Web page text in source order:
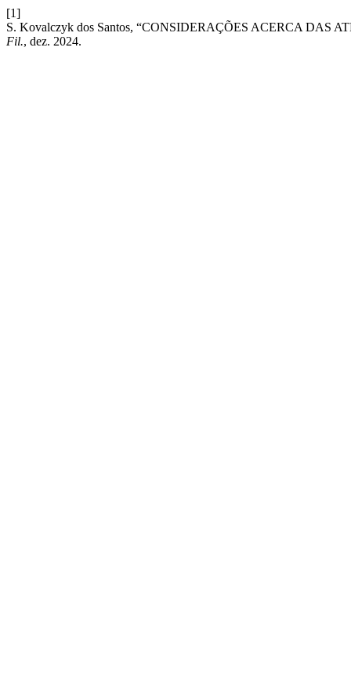
[1]
S. Kovalczyk dos Santos, “CONSIDERAÇÕES ACERCA DAS
Fil., dez. 2024.